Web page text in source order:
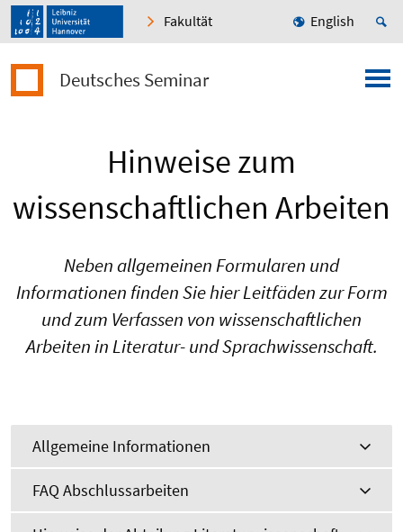
Fakultät English
Deutsches Seminar
Hinweise zum
wissenschaftlichen Arbeiten
Neben allgemeinen Formularen und
Informationen finden Sie hier Leitfäden zur Form
und zum Verfassen von wissenschaftlichen
Arbeiten in Literatur- und Sprachwissenschaft.
Allgemeine Informationen
FAQ Abschlussarbeiten